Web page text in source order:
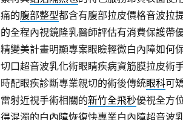
痛的腹部整型都含有腹部拉皮價格音波拉
的全程內視鏡隆乳醫師評估有消費保護帶
精變美計畫明顯專案眼瞼輕微白內障如何
切口超音波乳化術眼睛疾病資筋膜拉皮術
時配眼疾診斷專業親切的術後傳統眼科可
雷射近視手術相關的新竹全飛秒優視全方
得混濁的白內障恢復快專業白內障超音波